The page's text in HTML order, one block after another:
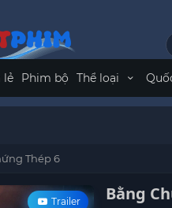
lẻ Phim bộ Thể loại
Thép 6
Trailer Bằng